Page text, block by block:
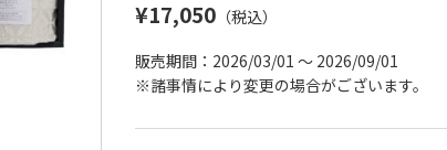
¥17,050 （税込）
販売期間：2026/03/01 ～ 2026/09/01
※諸事情により変更の場合がございます。